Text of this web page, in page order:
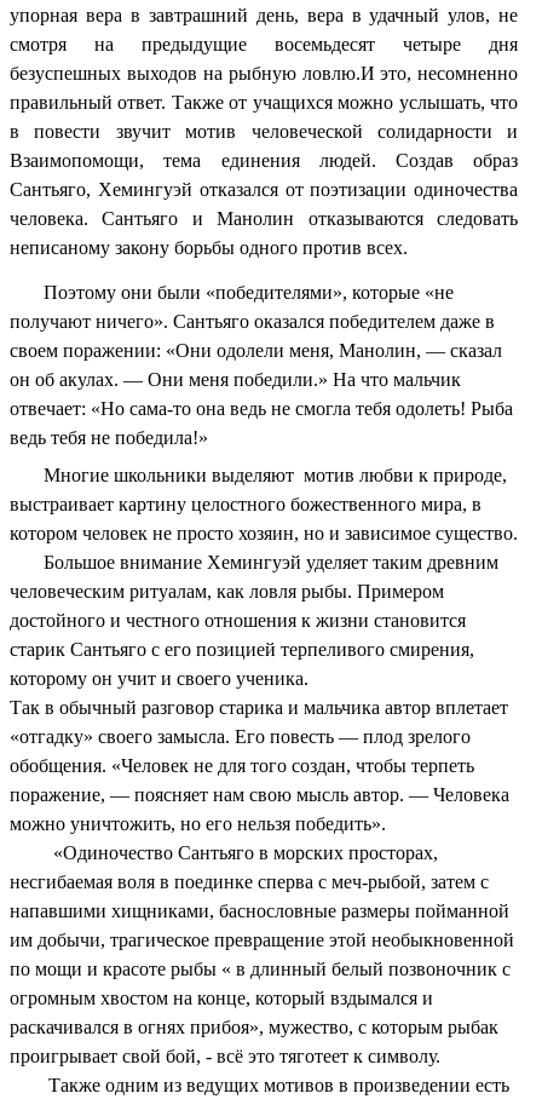
упорная вера в завтрашний день, вера в удачный улов, не
смотря на предыдущие восемьдесят четыре дня
безуспешных выходов на рыбную ловлю.И это, несомненно
правильный ответ. Также от учащихся можно услышать, что
в повести звучит мотив человеческой солидарности и
Взаимопомощи, тема единения людей. Создав образ
Сантьяго, Хемингуэй отказался от поэтизации одиночества
человека. Сантьяго и Манолин отказываются следовать
неписаному закону борьбы одного против всех.
Поэтому они были «победителями», которые «не
получают ничего». Сантьяго оказался победителем даже в
своем поражении: «Они одолели меня, Манолин, — сказал
он об акулах. — Они меня победили.» На что мальчик
отвечает: «Но сама-то она ведь не смогла тебя одолеть! Рыба
ведь тебя не победила!»
Многие школьники выделяют мотив любви к природе,
выстраивает картину целостного божественного мира, в
котором человек не просто хозяин, но и зависимое существо.
Большое внимание Хемингуэй уделяет таким древним
человеческим ритуалам, как ловля рыбы. Примером
достойного и честного отношения к жизни становится
старик Сантьяго с его позицией терпеливого смирения,
которому он учит и своего ученика.
Так в обычный разговор старика и мальчика автор вплетает
«отгадку» своего замысла. Его повесть — плод зрелого
обобщения. «Человек не для того создан, чтобы терпеть
поражение, — поясняет нам свою мысль автор. — Человека
можно уничтожить, но его нельзя победить».
«Одиночество Сантьяго в морских просторах,
несгибаемая воля в поединке сперва с меч-рыбой, затем с
напавшими хищниками, баснословные размеры пойманной
им добычи, трагическое превращение этой необыкновенной
по мощи и красоте рыбы « в длинный белый позвоночник с
огромным хвостом на конце, который вздымался и
раскачивался в огнях прибоя», мужество, с которым рыбак
проигрывает свой бой, - всё это тяготеет к символу.
Также одним из ведущих мотивов в произведении есть